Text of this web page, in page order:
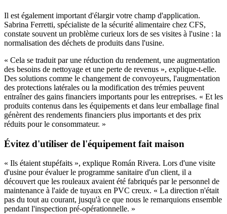
Il est également important d'élargir votre champ d'application.
Sabrina Ferretti, spécialiste de la sécurité alimentaire chez CFS,
constate souvent un problème curieux lors de ses visites à l'usine : la
normalisation des déchets de produits dans l'usine.
« Cela se traduit par une réduction du rendement, une augmentation
des besoins de nettoyage et une perte de revenus », explique-t-elle.
Des solutions comme le changement de convoyeurs, l'augmentation
des protections latérales ou la modification des trémies peuvent
entraîner des gains financiers importants pour les entreprises. « Et les
produits contenus dans les équipements et dans leur emballage final
génèrent des rendements financiers plus importants et des prix
réduits pour le consommateur. »
Évitez d'utiliser de l'équipement fait maison
« Ils étaient stupéfaits », explique Román Rivera. Lors d'une visite
d'usine pour évaluer le programme sanitaire d'un client, il a
découvert que les rouleaux avaient été fabriqués par le personnel de
maintenance à l'aide de tuyaux en PVC creux. « La direction n'était
pas du tout au courant, jusqu'à ce que nous le remarquions ensemble
pendant l'inspection pré-opérationnelle. »